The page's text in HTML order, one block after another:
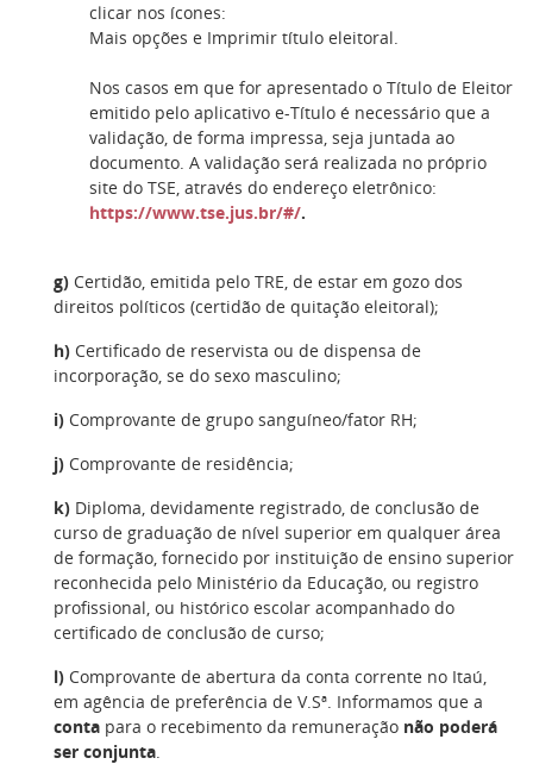
clicar nos ícones:
Mais opções e Imprimir título eleitoral.
Nos casos em que for apresentado o Título de Eleitor
emitido pelo aplicativo e-Título é necessário que a
validação, de forma impressa, seja juntada ao
documento. A validação será realizada no próprio
site do TSE, através do endereço eletrônico:
https://www.tse.jus.br/#/.
g) Certidão, emitida pelo TRE, de estar em gozo dos
direitos políticos (certidão de quitação eleitoral);
h) Certificado de reservista ou de dispensa de
incorporação, se do sexo masculino;
i) Comprovante de grupo sanguíneo/fator RH;
j) Comprovante de residência;
k) Diploma, devidamente registrado, de conclusão de
curso de graduação de nível superior em qualquer área
de formação, fornecido por instituição de ensino superior
reconhecida pelo Ministério da Educação, ou registro
profissional, ou histórico escolar acompanhado do
certificado de conclusão de curso;
l) Comprovante de abertura da conta corrente no Itaú,
em agência de preferência de V.Sª. Informamos que a
conta para o recebimento da remuneração não poderá
ser conjunta.